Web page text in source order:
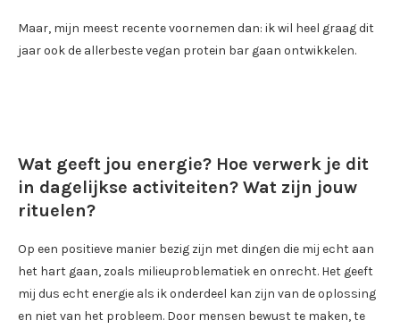
Maar, mijn meest recente voornemen dan: ik wil heel graag dit
jaar ook de allerbeste vegan protein bar gaan ontwikkelen.
Wat geeft jou energie? Hoe verwerk je dit
in dagelijkse activiteiten? Wat zijn jouw
rituelen?
Op een positieve manier bezig zijn met dingen die mij echt aan
het hart gaan, zoals milieuproblematiek en onrecht. Het geeft
mij dus echt energie als ik onderdeel kan zijn van de oplossing
en niet van het probleem. Door mensen bewust te maken, te